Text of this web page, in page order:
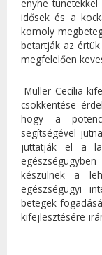
enyhe
idősek és a
komoly
betartják az
megfelelően
Müller Cecília
csökkentése
hogy a
segítségével
juttatják el a
készülnek a
egészségügyi
betegek
kifejlesztésére